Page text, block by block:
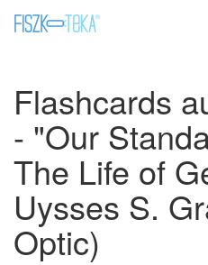
Flashcards
- "Our
The Life of
Uysses S.
Optic)